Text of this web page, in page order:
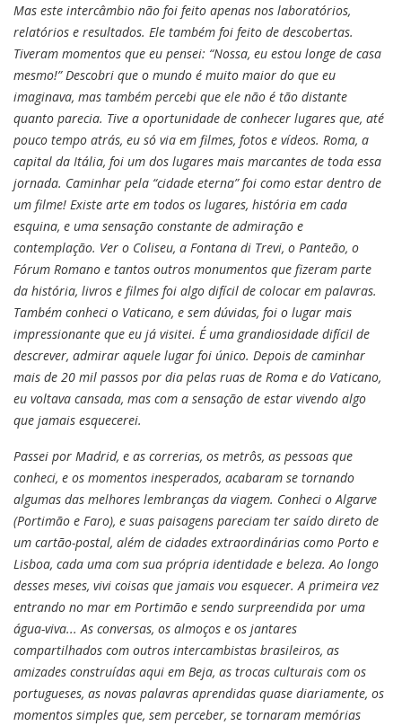
Mas este intercâmbio não foi feito apenas nos laboratórios,
relatórios e resultados. Ele também foi feito de descobertas.
Tiveram momentos que eu pensei: “Nossa, eu estou longe de casa
mesmo!” Descobri que o mundo é muito maior do que eu
imaginava, mas também percebi que ele não é tão distante
quanto parecia. Tive a oportunidade de conhecer lugares que, até
pouco tempo atrás, eu só via em filmes, fotos e vídeos. Roma, a
capital da Itália, foi um dos lugares mais marcantes de toda essa
jornada. Caminhar pela “cidade eterna” foi como estar dentro de
um filme! Existe arte em todos os lugares, história em cada
esquina, e uma sensação constante de admiração e
contemplação. Ver o Coliseu, a Fontana di Trevi, o Panteão, o
Fórum Romano e tantos outros monumentos que fizeram parte
da história, livros e filmes foi algo difícil de colocar em palavras.
Também conheci o Vaticano, e sem dúvidas, foi o lugar mais
impressionante que eu já visitei. É uma grandiosidade difícil de
descrever, admirar aquele lugar foi único. Depois de caminhar
mais de 20 mil passos por dia pelas ruas de Roma e do Vaticano,
eu voltava cansada, mas com a sensação de estar vivendo algo
que jamais esquecerei.
Passei por Madrid, e as correrias, os metrôs, as pessoas que
conheci, e os momentos inesperados, acabaram se tornando
algumas das melhores lembranças da viagem. Conheci o Algarve
(Portimão e Faro), e suas paisagens pareciam ter saído direto de
um cartão-postal, além de cidades extraordinárias como Porto e
Lisboa, cada uma com sua própria identidade e beleza. Ao longo
desses meses, vivi coisas que jamais vou esquecer. A primeira vez
entrando no mar em Portimão e sendo surpreendida por uma
água-viva... As conversas, os almoços e os jantares
compartilhados com outros intercambistas brasileiros, as
amizades construídas aqui em Beja, as trocas culturais com os
portugueses, as novas palavras aprendidas quase diariamente, os
momentos simples que, sem perceber, se tornaram memórias